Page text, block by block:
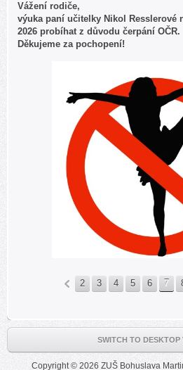
Vážení rodiče,
výuka paní učitelky Nikol Resslerové
2026 probíhat z důvodu čerpání OČR.
Děkujeme za pochopení!
«
2 3 4 5 6 7
SWITCH TO DESKTOP
Copyright © 2026 ZUŠ Bohuslava